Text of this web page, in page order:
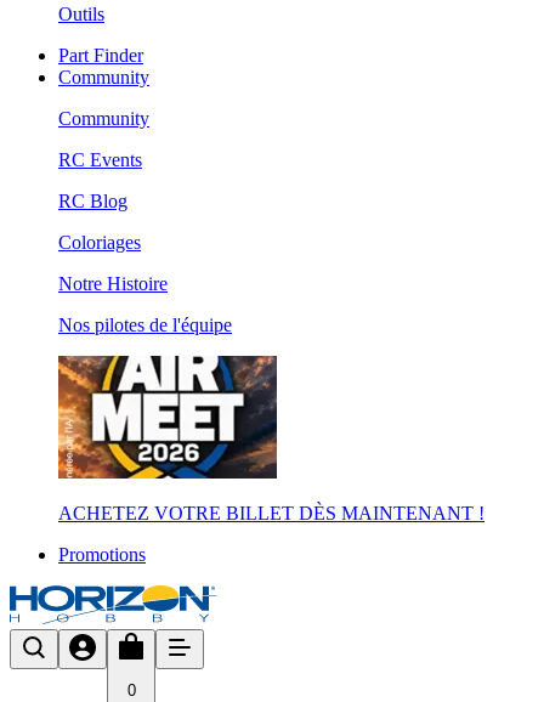
Outils
Part Finder
Community
Community
RC Events
RC Blog
Coloriages
Notre Histoire
Nos pilotes de l'équipe
ACHETEZ VOTRE BILLET DÈS MAINTENANT !
Promotions
0